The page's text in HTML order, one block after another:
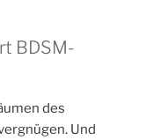
BDSM-
des
Und